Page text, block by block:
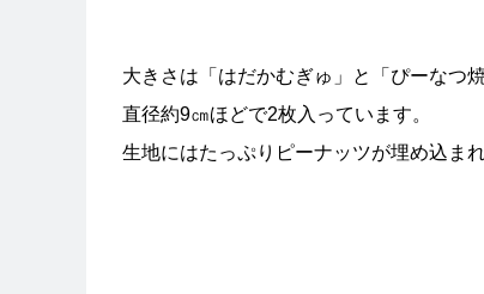
大きさは「はだかむぎゅ」と「ぴーなつ
直径約9㎝ほどで2枚入っています。
生地にはたっぷりピーナッツが埋め込ま